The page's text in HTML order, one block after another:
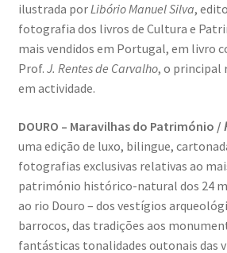
Shades of Sensuality
Sobre|Viver
The Best of Celestial Scenes
Ver o Porto em Brasília
Visões sobre o Porto
ilustrada porLibório Manuel Silva,
fotografia dos livros de Cultura e
mais vendidos em Portugal, em livro
Prof. J. Rentes de Carvalho, o principal
em actividade.
DOURO – Maravilhas do Património /
uma edição de luxo, bilingue,
fotografias exclusivas relativas ao
património histórico-natural dos 24
ao rio Douro – dos vestígios
barrocos, das tradições aos
fantásticas tonalidades outonais das